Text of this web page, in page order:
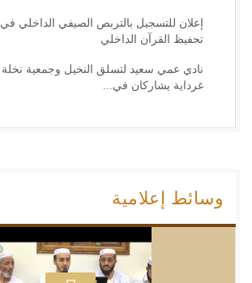
إعلان للتسجيل بالتربص الصيفي الداخلي في
تحفيظ القرآن الداخلي
نادي عمي سعيد لتسلق النخيل وجمعية نخلة
غرداية يشاركان في...
وسائط إعلامية